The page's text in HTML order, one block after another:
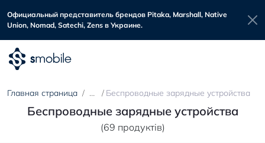
Официальный представитель брендов Pitaka, Marshall, Native
Union, Nomad, Satechi, Zens в Украине.
Главная страница Беспроводные зарядные устройства
Беспроводные зарядные устройства
(69 продуктів)